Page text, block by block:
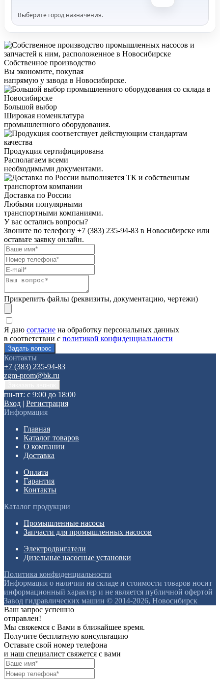
Выберите город назначения.
Собственное производство
Вы экономите, покупая
напрямую у завода в Новосибирске.
Большой выбор
Широкая номенклатура
промышленного оборудования.
Продукция сертифицирована
Располагаем всеми
необходимыми документами.
Доставка по России
Любыми популярными
транспортными компаниями.
У вас остались вопросы?
Звоните по телефону +7 (383) 235-94-83 в Новосибирске или
оставьте заявку онлайн.
Прикрепить файлы (реквизиты, документацию, чертежи)
Я даю согласие на обработку персональных данных
в соответствии с политикой конфиденциальности
Контакты
+7 (383) 235-94-83
zgm-prom@bk.ru
пн-пт: с 9:00 до 18:00
Вход | Регистрация
Информация
Главная
Каталог товаров
О компании
Доставка
Оплата
Гарантия
Контакты
Каталог продукции
Промышленные насосы
Запчасти для промышленных насосов
Электродвигатели
Дизельные насосные установки
Политика конфиденциальности
Информация о наличии на складе и стоимости товаров носит
информационный характер и не является публичной офертой
Завод гидравлических машин © 2014-2026, Новосибирск
Ваш запрос успешно
отправлен!
Мы свяжемся с Вами в ближайшее время.
Получите бесплатную консультацию
Оставьте свой номер телефона
и наш специалист свяжется с вами